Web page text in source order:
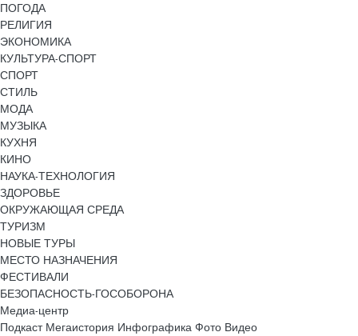
ПОГОДА
РЕЛИГИЯ
ЭКОНОМИКА
КУЛЬТУРА-СПОРТ
СПОРТ
СТИЛЬ
МОДА
МУЗЫКА
КУХНЯ
КИНО
НАУКА-ТЕХНОЛОГИЯ
ЗДОРОВЬЕ
ОКРУЖАЮЩАЯ СРЕДА
ТУРИЗМ
НОВЫЕ ТУРЫ
МЕСТО НАЗНАЧЕНИЯ
ФЕСТИВАЛИ
БЕЗОПАСНОСТЬ-ГОСОБОРОНА
Медиа-центр
Подкаст Мегаистория Инфографика Фото Видео